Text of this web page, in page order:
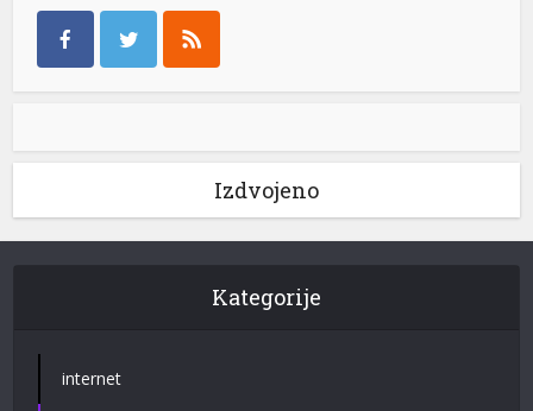
Izdvojeno
Kategorije
internet